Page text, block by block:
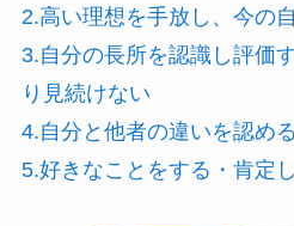
2.高い理想を手放し、今の
3.自分の長所を認識し評価
り見続けない
4.自分と他者の違いを認める
5.好きなことをする・肯定